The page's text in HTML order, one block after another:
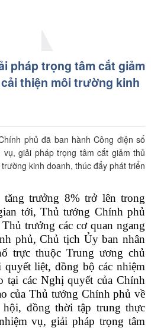
ương
pháp trọng tâm cắt giảm
thiện môi trường kinh
phủ đã ban hành Công điện số
giải pháp trọng tâm cắt giảm thủ
kinh doanh, thúc đẩy phát triển
trưởng 8% trở lên trong
tới, Thủ tướng Chính phủ
trưởng các cơ quan ngang
phủ, Chủ tịch Ủy ban nhân
trực thuộc Trung ương chủ
liệt, đồng bộ các nhiệm
tại các Nghị quyết của Chính
của Thủ tướng Chính phủ về
đồng thời tập trung thực
vụ, giải pháp trọng tâm